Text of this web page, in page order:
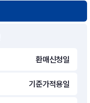
환매신청일
기준가적용일